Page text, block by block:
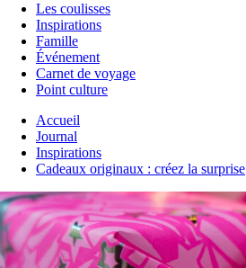
Les coulisses
Inspirations
Famille
Événement
Carnet de voyage
Point culture
Accueil
Journal
Inspirations
Cadeaux originaux : créez la surprise